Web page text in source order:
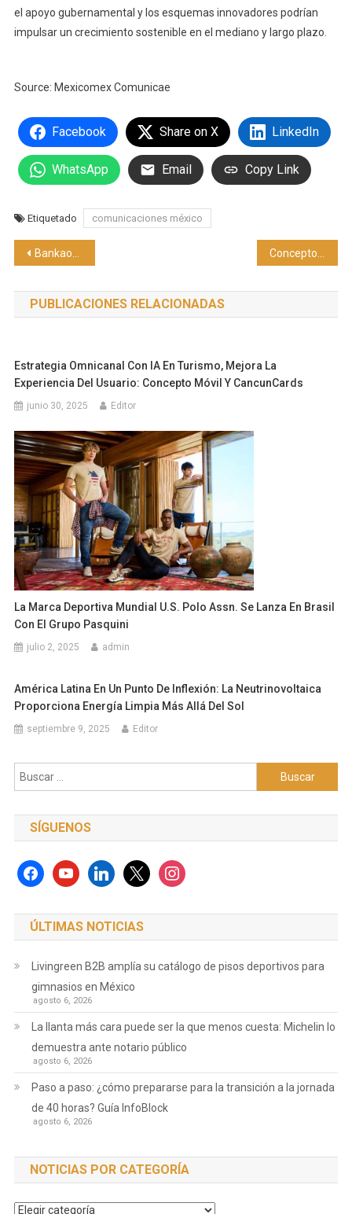
el apoyo gubernamental y los esquemas innovadores podrían
impulsar un crecimiento sostenible en el mediano y largo plazo.
Source: Mexicomex Comunicae
Facebook Share on X LinkedIn
WhatsApp Email Copy Link
Etiquetado comunicaciones méxico
Navegación
de
entradas
Bankaool anuncia la segunda fase de su expansión con nuevas sucursales y centros de negocios
PUBLICACIONES RELACIONADAS
Estrategia Omnicanal Con IA En Turismo, Mejora La
Experiencia Del Usuario: Concepto Móvil Y CancunCards
junio 30, 2025 Editor
La Marca Deportiva Mundial U.S. Polo Assn. Se Lanza En Brasil
Con El Grupo Pasquini
julio 2, 2025 admin
América Latina En Un Punto De Inflexión: La Neutrinovoltaica
Proporciona Energía Limpia Más Allá Del Sol
septiembre 9, 2025 Editor
Buscar:
SÍGUENOS
facebookyoutubelinkedinx instagram
ÚLTIMAS NOTICIAS
Livingreen B2B amplía su catálogo de pisos deportivos para
gimnasios en México
agosto 6, 2026
La llanta más cara puede ser la que menos cuesta: Michelin lo
demuestra ante notario público
agosto 6, 2026
Paso a paso: ¿cómo prepararse para la transición a la jornada
de 40 horas? Guía InfoBlock
agosto 6, 2026
NOTICIAS POR CATEGORÍA
Noticias